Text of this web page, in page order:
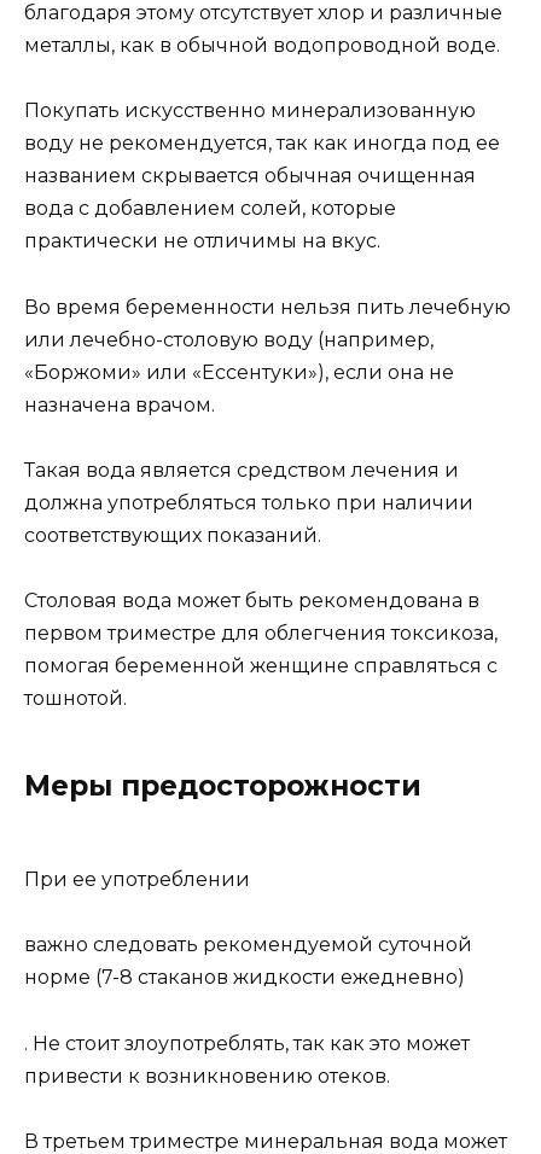
благодаря этому отсутствует хлор и различные
металлы, как в обычной водопроводной воде.
Покупать искусственно минерализованную
воду не рекомендуется, так как иногда под ее
названием скрывается обычная очищенная
вода с добавлением солей, которые
практически не отличимы на вкус.
Во время беременности нельзя пить лечебную
или лечебно-столовую воду (например,
«Боржоми» или «Ессентуки»), если она не
назначена врачом.
Такая вода является средством лечения и
должна употребляться только при наличии
соответствующих показаний.
Столовая вода может быть рекомендована в
первом триместре для облегчения токсикоза,
помогая беременной женщине справляться с
тошнотой.
Меры предосторожности
При ее употреблении
важно следовать рекомендуемой суточной
норме (7-8 стаканов жидкости ежедневно)
. Не стоит злоупотреблять, так как это может
привести к возникновению отеков.
В третьем триместре минеральная вода может